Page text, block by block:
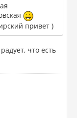
привет )
что есть